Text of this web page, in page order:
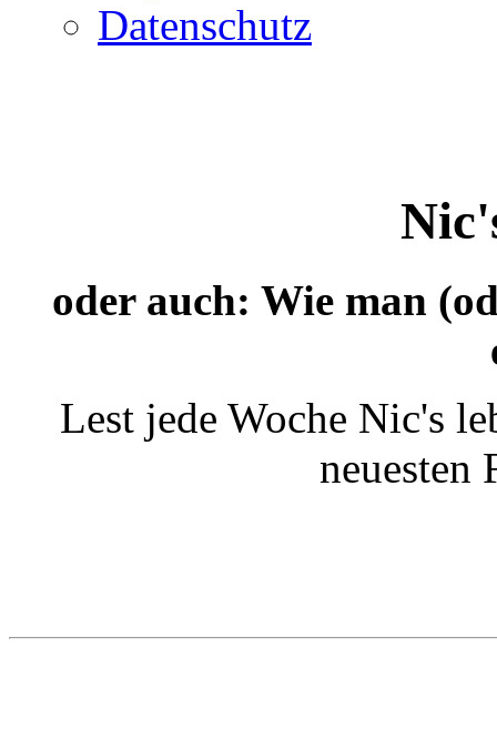
Datenschutz
oder auch: Wie man
Lest jede Woche Nic's
neuesten